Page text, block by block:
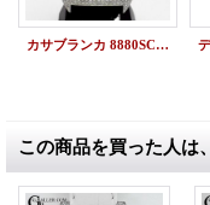
カサブランカ 8880SC CAMO アフターダイヤ
この商品を買った人は